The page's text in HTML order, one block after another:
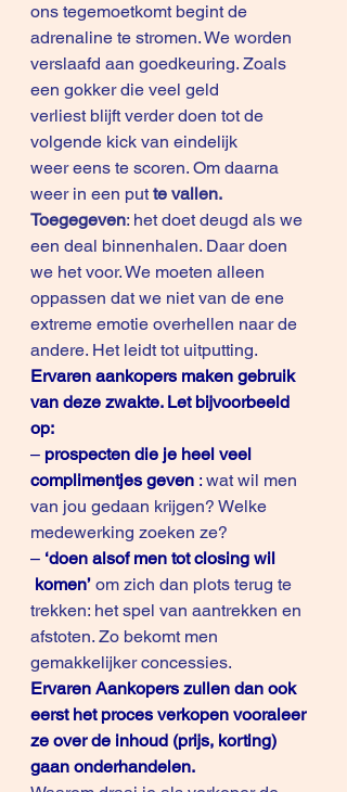
ons tegemoetkomt begint de
adrenaline te stromen. We worden
verslaafd aan goedkeuring. Zoals
een gokker die veel geld
verliest blijft verder doen tot de
volgende kick van eindelijk
weer eens te scoren. Om daarna
weer in een put te vallen.
Toegegeven: het doet deugd als we
een deal binnenhalen. Daar doen
we het voor. We moeten alleen
oppassen dat we niet van de ene
extreme emotie overhellen naar de
andere. Het leidt tot uitputting.
Ervaren aankopers maken gebruik
van deze zwakte. Let bijvoorbeeld
op:
– prospecten die je heel veel
complimentjes geven : wat wil men
van jou gedaan krijgen? Welke
medewerking zoeken ze?
– ‘doen alsof men tot closing wil
komen’ om zich dan plots terug te
trekken: het spel van aantrekken en
afstoten. Zo bekomt men
gemakkelijker concessies.
Ervaren Aankopers zullen dan ook
eerst het proces verkopen vooraleer
ze over de inhoud (prijs, korting)
gaan onderhandelen.